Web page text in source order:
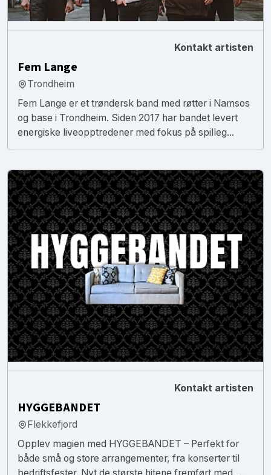
Kontakt artisten
Fem Lange
Trondheim
Fem Lange er et trøndersk band med røtter i Namsos
og base i Trondheim. Siden 2017 har bandet levert
energiske liveopptredener med fokus på spilleg...
Kontakt artisten
HYGGEBANDET
Flekkefjord
Opplev magien med HYGGEBANDET – Perfekt for
både små og store arrangementer, fra konserter til